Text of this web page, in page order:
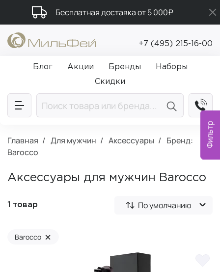
Фильтр
Бесплатная доставка от 5 000₽
Промокод ПРИВЕТ
Подарки в каждый заказ от 5 000₽
+7 (495) 215-16-00
Блог Акции Бренды
Наборы
Скидки
Главная Для мужчин Аксессуары
Бренд:
Barocco
Аксессуары для мужчин Barocco
1 товар По умолчанию
Barocco ×